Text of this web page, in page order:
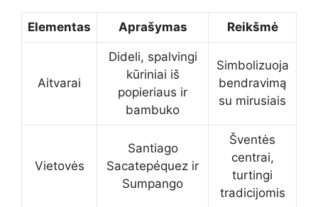
Elementas Aprašymas Reikšmė
Aitvarai
Dideli, spalvingi
kūriniai iš
popieriaus ir
bambuko
Simbolizuoja
bendravimą
su mirusiais
Vietovės
Santiago
Sacatepéquez ir
Sumpango
Šventės
centrai,
turtingi
tradicijomis